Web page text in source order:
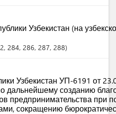
Узбекистан (на
, 284, 286, 287, 288
Узбекистан УП-6191 от
дальнейшему созданию
предпринимательства при
сокращению